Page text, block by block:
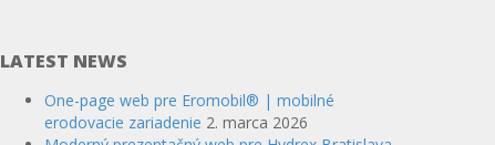
LATEST NEWS
One-page web pre Eromobil® | mobilné
erodovacie zariadenie 2. marca 2026